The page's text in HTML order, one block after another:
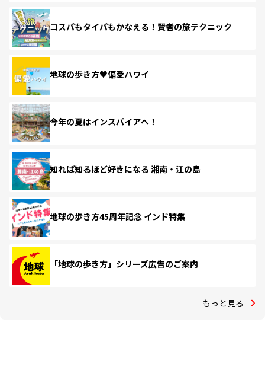
コスパもタイパもかなえる！賢者の旅テクニック
地球の歩き方♥偏愛ハワイ
今年の夏はインスパイアへ！
知れば知るほど好きになる 湘南・江の島
地球の歩き方45周年記念 インド特集
「地球の歩き方」シリーズ広告のご案内
もっと見る